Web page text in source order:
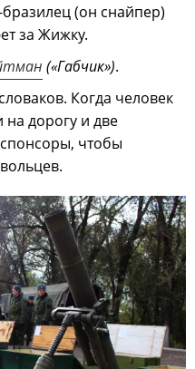
(он снайпер)
за Жижку.
(«Габчик»).
Когда человек
на дорогу и две
чтобы